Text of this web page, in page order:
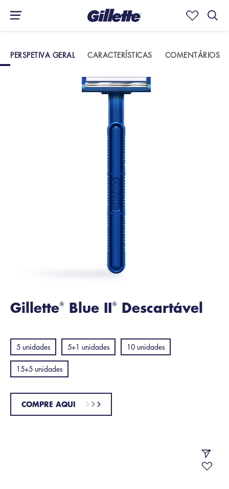
PERSPETIVA GERAL CARACTERÍSTICAS COMENTÁRIOS
Gillette® Blue II® Descartável
5 unidades 5+1 unidades 10 unidades
15+5 unidades
COMPRE AQUI